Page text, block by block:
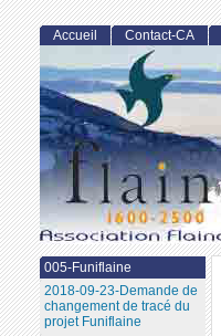
Accueil Contact-CA
005-Funiflaine
2018-09-23-Demande de
changement de tracé du
projet Funiflaine